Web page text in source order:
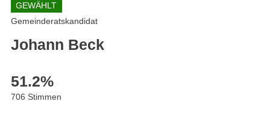
GEWÄHLT
Gemeinderatskandidat
Johann Beck
51.2%
706 Stimmen